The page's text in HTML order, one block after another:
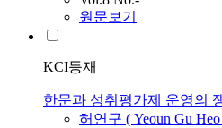
원문보기
KCI등재
한문과 성취평가제 운영의
허연구 ( Yeoun Gu